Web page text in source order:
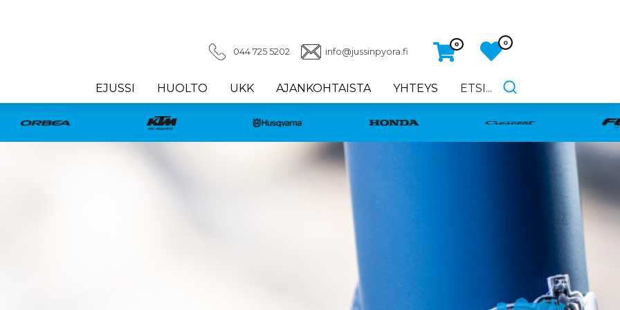
044 725 5202 info@jussinpyora.fi
0 0
EJUSSI HUOLTO UKK AJANKOHTAISTA YHTEYS ETSI...